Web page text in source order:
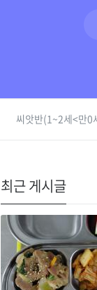
씨앗반(1~2세<만0
최근 게시글